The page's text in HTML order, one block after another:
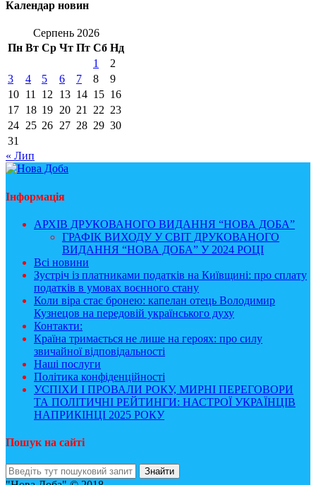
Календар новин
Серпень 2026
Пн Вт Ср Чт Пт Сб Нд
1
2
3
4 5 6 7 8
9
10 11 12 13 14 15 16
17 18 19 20 21 22 23
24 25 26 27 28 29 30
31
« Лип
Інформація
АРХІВ ДРУКОВАНОГО ВИДАННЯ “НОВА ДОБА”
ГРАФІК ВИХОДУ У СВІТ ДРУКОВАНОГО
ВИДАННЯ “НОВА ДОБА” У 2024 РОЦІ
Всі новини
Зустріч із платниками податків на Київщині: про сплату
податків в умовах воєнного стану
Коли віра стає бронею: капелан отець Володимир
Кузнецов на передовій українського духу
Контакти:
Країна тримається не лише на героях: про силу
звичайної відповідальності
Наші послуги
Політика конфіденційності
УСПІХИ І ПРОВАЛИ РОКУ, МИРНІ ПЕРЕГОВОРИ
ТА ПОЛІТИЧНІ РЕЙТИНГИ: НАСТРОЇ УКРАЇНЦІВ
НАПРИКІНЦІ 2025 РОКУ
Пошук на сайті